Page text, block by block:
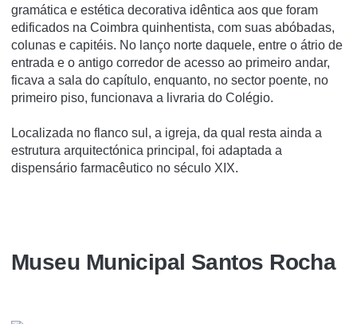
gramática e estética decorativa idêntica aos que foram
edificados na Coimbra quinhentista, com suas abóbadas,
colunas e capitéis. No lanço norte daquele, entre o átrio de
entrada e o antigo corredor de acesso ao primeiro andar,
ficava a sala do capítulo, enquanto, no sector poente, no
primeiro piso, funcionava a livraria do Colégio.
Localizada no flanco sul, a igreja, da qual resta ainda a
estrutura arquitectónica principal, foi adaptada a
dispensário farmacêutico no século XIX.
Museu Municipal Santos Rocha